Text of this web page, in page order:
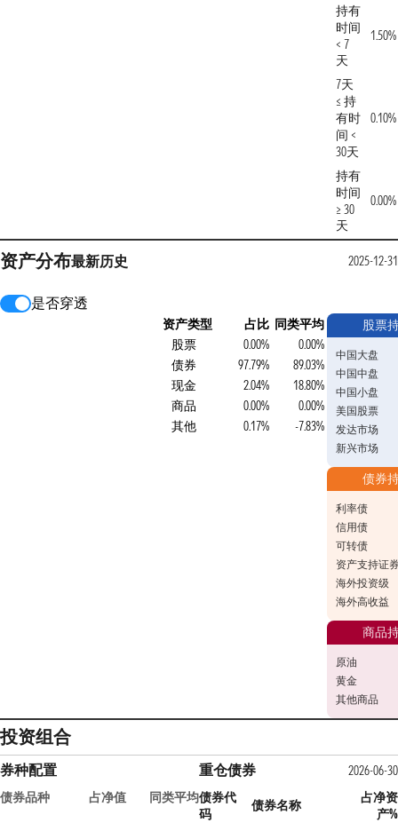
持有
时间
< 7
天
1.50%
7天
≤ 持
有时
间 <
30天
0.10%
持有
时间
≥ 30
天
0.00%
资产分布最新历史 2025-12-31
是否穿透
资产类型 占比 同类平均
股票
0.00%
0.00%
债券
97.79%
89.03%
现金
2.04%
18.80%
商品
0.00%
0.00%
其他
0.17% -7.83%
股票
中国大盘
中国中盘
中国小盘
美国股票
发达市场
新兴市场
债券
利率债
信用债
可转债
资产支持证
海外投资级
海外高收益
商品
原油
黄金
其他商品
投资组合
券种配置
债券品种 占净值 同类平均
重仓债券
2026-06-30
债券代
码
债券名称
占净资
产%